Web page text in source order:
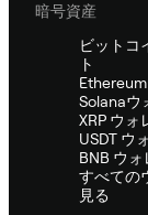
暗号資産
ビットコ
ト
Solanaウ
XRP ウォ
USDT ウ
BNB ウォ
すべての
見る